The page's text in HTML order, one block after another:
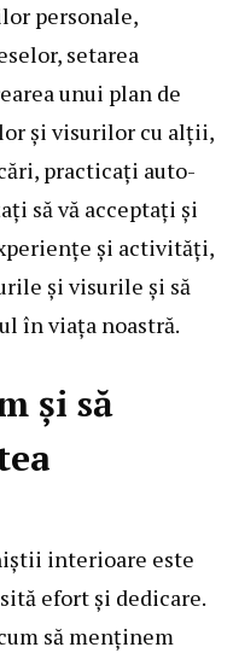
personale,
setarea
unui plan de
și visurilor cu alții,
practicați auto-
să vă acceptați și
și activități,
și visurile și să
în viața noastră.
și să
interioare este
efort și dedicare.
să menținem